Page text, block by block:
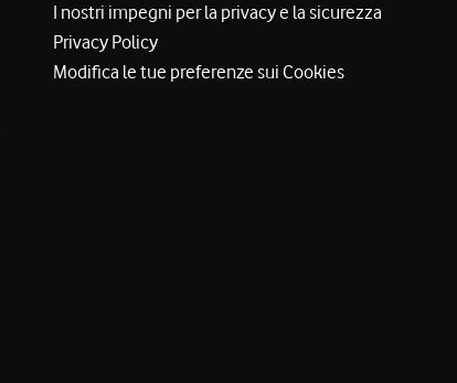
I nostri impegni per la privacy e la sicurezza
Privacy Policy
Modifica le tue preferenze sui Cookies